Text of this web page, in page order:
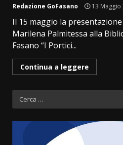
Redazione GoFasano 13 Maggio
Il 15 maggio la
Marilena Palmitessa alla
Fasano “I Portici...
Continua a leggere
Ricerca
per: